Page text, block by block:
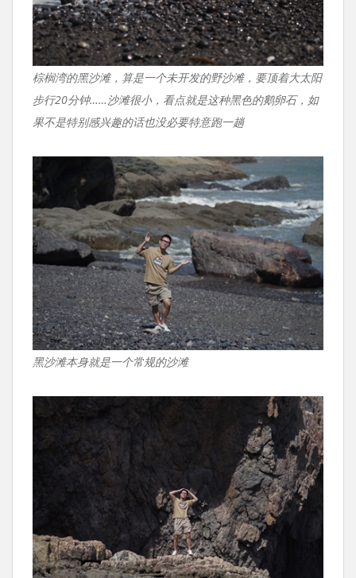
棕榈湾的黑沙滩，算是一个未开发的野沙滩，要顶着大太阳
步行20分钟……沙滩很小，看点就是这种黑色的鹅卵石，如
果不是特别感兴趣的话也没必要特意跑一趟
黑沙滩本身就是一个常规的沙滩